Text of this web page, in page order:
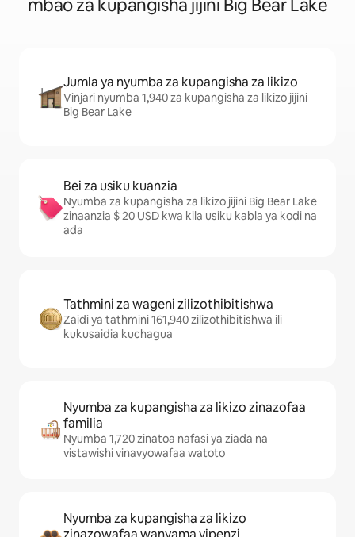
mbao za kupangisha jijini Big Bear Lake
Jumla ya nyumba za kupangisha za likizo
Vinjari nyumba 1,940 za kupangisha za likizo jijini
Big Bear Lake
Bei za usiku kuanzia
Nyumba za kupangisha za likizo jijini Big Bear Lake
zinaanzia $ 20 USD kwa kila usiku kabla ya kodi na
ada
Tathmini za wageni zilizothibitishwa
Zaidi ya tathmini 161,940 zilizothibitishwa ili
kukusaidia kuchagua
Nyumba za kupangisha za likizo zinazofaa
familia
Nyumba 1,720 zinatoa nafasi ya ziada na
vistawishi vinavyowafaa watoto
Nyumba za kupangisha za likizo